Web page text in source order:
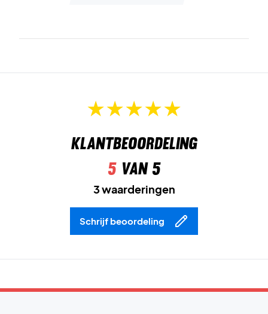
Klantbeoordeling
5van 5
3 waarderingen
Schrijf beoordeling